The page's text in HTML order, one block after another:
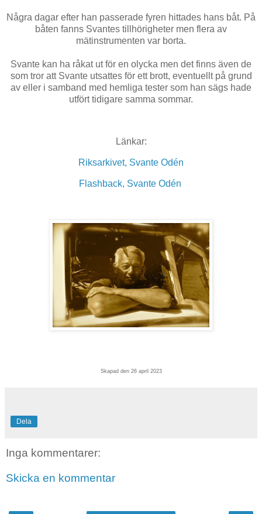
Några dagar efter han passerade fyren hittades hans båt. På
båten fanns Svantes tillhörigheter men flera av
mätinstrumenten var borta.
Svante kan ha råkat ut för en olycka men det finns även de
som tror att Svante utsattes för ett brott, eventuellt på grund
av eller i samband med hemliga tester som han sägs hade
utfört tidigare samma sommar.
Länkar:
Riksarkivet, Svante Odén
Flashback, Svante Odén
Skapad den 26 april 2023
Dela
Inga kommentarer:
Skicka en kommentar